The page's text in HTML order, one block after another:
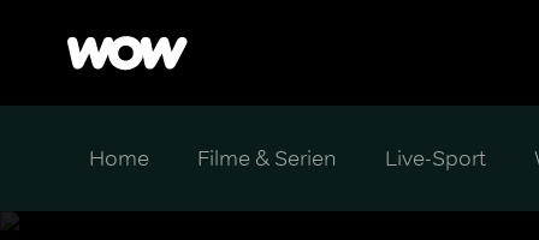
Home Filme & Serien Live-Sport